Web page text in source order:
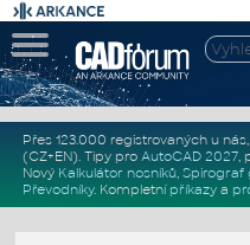
Přes 123.000 registrovaných u
(CZ+EN). Tipy pro AutoCAD 2027,
Nový Kalkulátor nosníků, Spirograf
Převodníky. Kompletní příkazya